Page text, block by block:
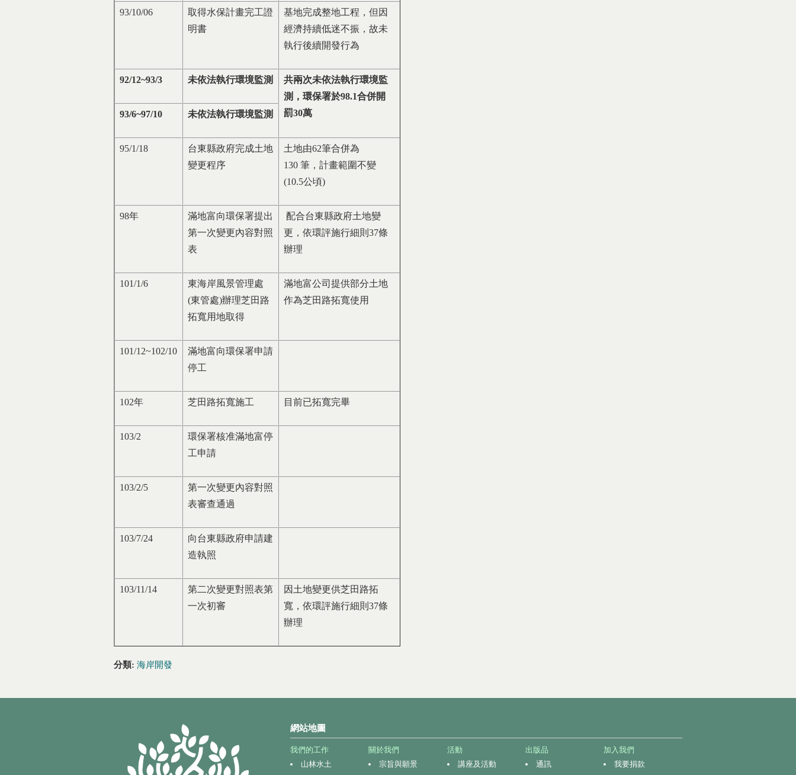
93/10/06
取得水保計畫完工證
明書
基地完成整地工程，但因
經濟持續低迷不振，故未
執行後續開發行為
92/12~93/3 未依法執行環境監測
共兩次未依法執行環境監
測，環保署於98.1合併開
罰30萬
93/6~97/10 未依法執行環境監測
95/1/18
台東縣政府完成土地
變更程序
土地由62筆合併為
130 筆，計畫範圍不變
(10.5公頃)
98年
滿地富向環保署提出
第一次變更內容對照
表
配合台東縣政府土地變
更，依環評施行細則37條
辦理
101/1/6
東海岸風景管理處
(東管處)辦理芝田路
拓寬用地取得
滿地富公司提供部分土地
作為芝田路拓寬使用
101/12~102/10
滿地富向環保署申請
停工
102年 芝田路拓寬施工 目前已拓寬完畢
103/2
環保署核准滿地富停
工申請
103/2/5
第一次變更內容對照
表審查通過
103/7/24
向台東縣政府申請建
造執照
103/11/14
第二次變更對照表第
一次初審
因土地變更供芝田路拓
寬，依環評施行細則37條
辦理
分類: 海岸開發
網站地圖
我們的工作
山林水土
關於我們
宗旨與願景
活動
講座及活動
出版品
通訊
加入我們
我要捐款